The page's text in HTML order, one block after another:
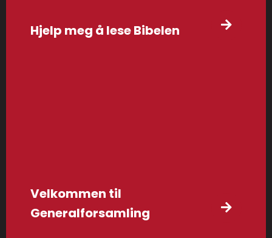
Hjelp meg å lese Bibelen
Velkommen til
Generalforsamling